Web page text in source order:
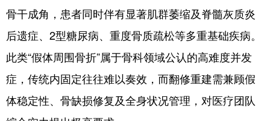
浙江 安徽 福建 江西
山东 河南 湖北 湖南
广东 广西 海南 重庆
四川 贵州 云南 西藏
骨干成角，患者同时伴有显著肌群萎缩及脊髓灰质炎
后遗症、2型糖尿病、重度骨质疏松等多重基础疾病。
此类“假体周围骨折”属于骨科领域公认的高难度并发
症，传统内固定往往难以奏效，而翻修重建需兼顾假
体稳定性、骨缺损修复及全身状况管理，对医疗团队